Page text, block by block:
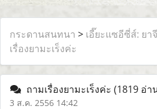
กระดานสนทนา > เอี๊ยะแซอีซี่ส์: ย
เรื่องยามะเร็งค่ะ
ถามเรื่องยามะเร็งค่ะ (1819 อ่า
3 ส.ค. 2556 14:42